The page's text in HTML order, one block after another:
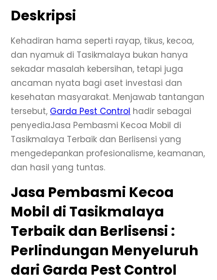
Deskripsi
Kehadiran hama seperti rayap, tikus, kecoa,
dan nyamuk di Tasikmalaya bukan hanya
sekadar masalah kebersihan, tetapi juga
ancaman nyata bagi aset investasi dan
kesehatan masyarakat. Menjawab tantangan
tersebut, Garda Pest Control hadir sebagai
penyediaJasa Pembasmi Kecoa Mobil di
Tasikmalaya Terbaik dan Berlisensi yang
mengedepankan profesionalisme, keamanan,
dan hasil yang tuntas.
Jasa Pembasmi Kecoa
Mobil di Tasikmalaya
Terbaik dan Berlisensi :
Perlindungan Menyeluruh
dari Garda Pest Control